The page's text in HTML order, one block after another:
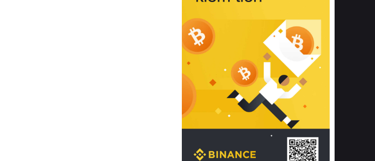
tế còn giúp ngăn ngừa tình trạng kích
khuẩn và nấm mốc trong điều kiện
thời tiết nóng ẩm. Bạn có thể tìm hiểu
thêm các nghiên cứu khoa học về tác
động của giấc ngủ và môi trường
phòng ngủ đối với sức khỏe con
người tại Sleep Foundation (External
Link) để có cái nhìn toàn diện hơn.
2. Các tiêu chí vàng khi lựa chọn
chăn ga gối đệm cao cấp cho phòng
ngủ
Để sở hữu một bộ chăn ga gối đệm
cao cấp hoàn hảo cả về thẩm mỹ lẫn
công năng, người tiêu dùng cần cân
nhắc kỹ lưỡng các tiêu chí quan trọng